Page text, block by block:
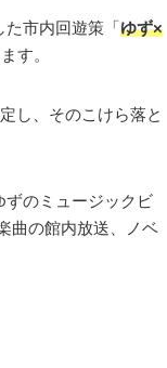
た市内回遊策「ゆず×
す。
し、そのこけら落と
ずのミュージックビ
曲の館内放送、ノベ